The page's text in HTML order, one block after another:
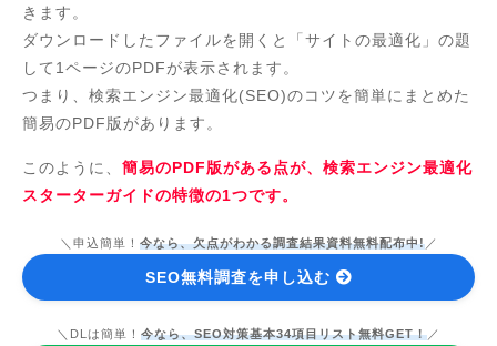
きます。
ダウンロードしたファイルを開くと「サイトの最適化」の題
して1ページのPDFが表示されます。
つまり、検索エンジン最適化(SEO)のコツを簡単にまとめた
簡易のPDF版があります。
このように、 簡易のPDF版がある点が、検索エンジン最適化
スターターガイドの特徴の1つです。
＼申込簡単！ 今なら、欠点がわかる調査結果資料無料配布中!／
SEO無料調査を申し込む
＼DLは簡単！ 今なら、SEO対策基本34項目リスト無料GET！ ／